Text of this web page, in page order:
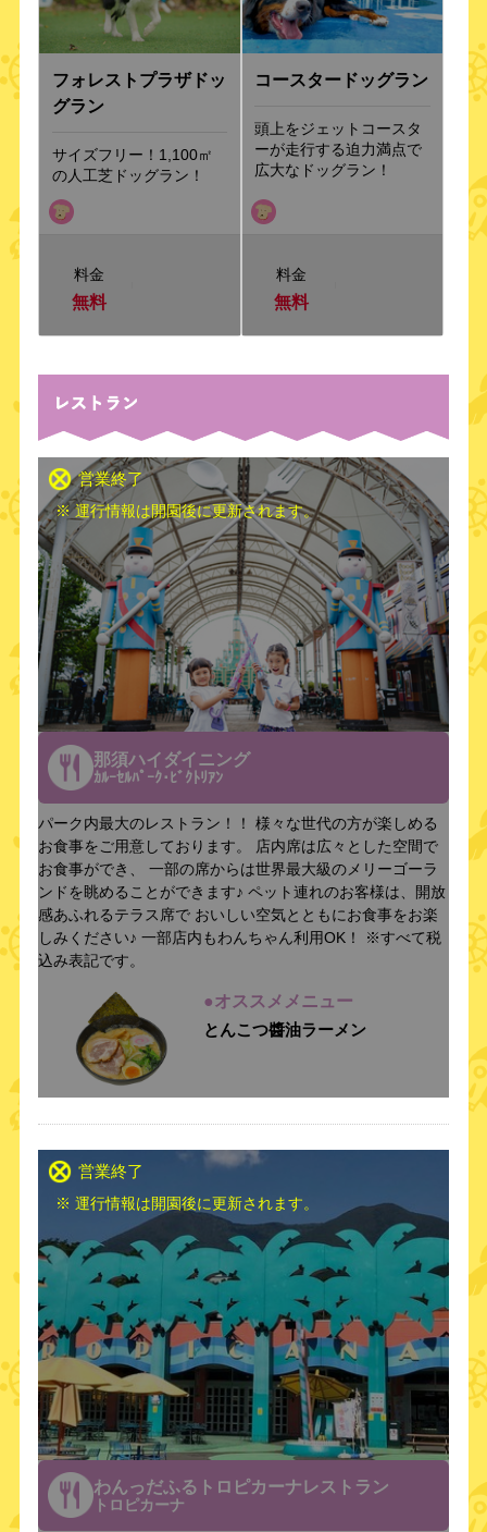
フォレストプラザドッ
グラン
サイズフリー！1,100㎡
の人工芝ドッグラン！
料金
無料
コースタードッグラン
頭上をジェットコースタ
ーが走行する迫力満点で
広大なドッグラン！
料金
無料
営業終了
※ 運行情報は開園後に更新されます。
那須ハイダイニング
ｶﾙｰｾﾙﾊﾟｰｸ･ﾋﾞｸﾄﾘｱﾝ
パーク内最大のレストラン！！ 様々な世代の方が楽しめる
お食事をご用意しております。 店内席は広々とした空間で
お食事ができ、 一部の席からは世界最大級のメリーゴーラ
ンドを眺めることができます♪ ペット連れのお客様は、開放
感あふれるテラス席で おいしい空気とともにお食事をお楽
しみください♪ 一部店内もわんちゃん利用OK！ ※すべて税
込み表記です。
●オススメメニュー
とんこつ醬油ラーメン
営業終了
※ 運行情報は開園後に更新されます。
わんっだふるトロピカーナレストラン
トロピカーナ